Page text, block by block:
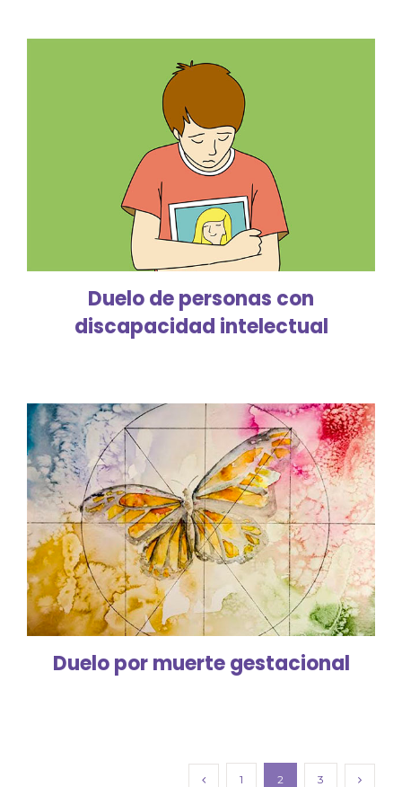
Duelo de personas con
discapacidad intelectual
Duelo por muerte gestacional
1 2 3